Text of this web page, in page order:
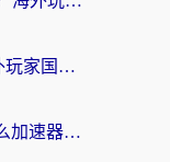
艾希国外加速器哪个好用？海外玩家国服游戏畅玩终极指南（附欧洲玩鸣潮街头篮球实测）
美国玩哈利波特·魔法觉醒用什么加速器？告别延迟的终极指南（含免费QQ炫舞方案+印尼妄想山海秘籍）